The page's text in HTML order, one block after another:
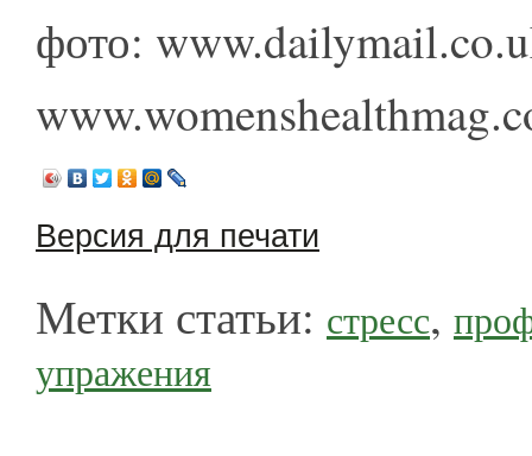
фото:
Версия для печати
Метки статьи: стресс,
упражения